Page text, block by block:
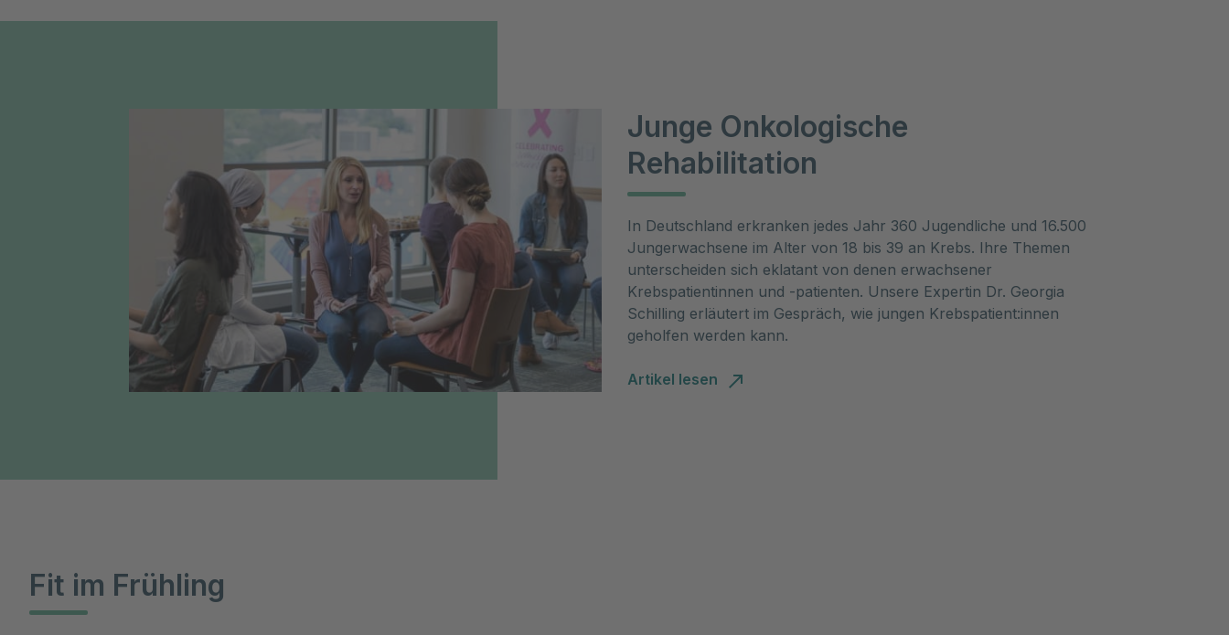
Junge Onkologische
Rehabilitation
In Deutschland erkranken jedes Jahr 360 Jugendliche und 16.500
Jungerwachsene im Alter von 18 bis 39 an Krebs. Ihre Themen
unterscheiden sich eklatant von denen erwachsener
Krebspatientinnen und -patienten. Unsere Expertin Dr. Georgia
Schilling erläutert im Gespräch, wie jungen Krebspatient:innen
geholfen werden kann.
Artikel lesen
Fit im Frühling